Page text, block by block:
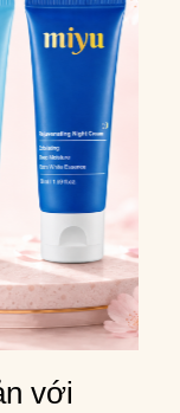
với